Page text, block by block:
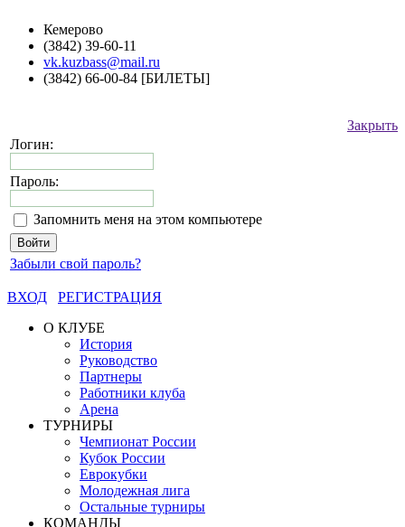
Кемерово
(3842) 39-60-11
vk.kuzbass@mail.ru
(3842) 66-00-84 [БИЛЕТЫ]
Закрыть
Логин:
Пароль:
Запомнить меня на этом компьютере
Забыли свой пароль?
ВХОД
РЕГИСТРАЦИЯ
О КЛУБЕ
История
Руководство
Партнеры
Работники клуба
Арена
ТУРНИРЫ
Чемпионат России
Кубок России
Еврокубки
Молодежная лига
Остальные турниры
КОМАНДЫ